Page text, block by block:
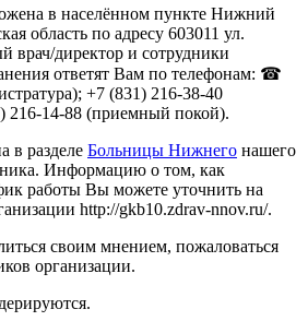
в населённом пункте Нижний
область по адресу 603011 ул.
врач/директор и сотрудники
ответят Вам по телефонам: ☎
+7 (831) 216-38-40
216-14-88 (приемный покой).
в разделе Больницы Нижнего нашего
Информацию о том, как
работы Вы можете уточнить на
http://gkb10.zdrav-nnov.ru/.
своим мнением, пожаловаться
организации.